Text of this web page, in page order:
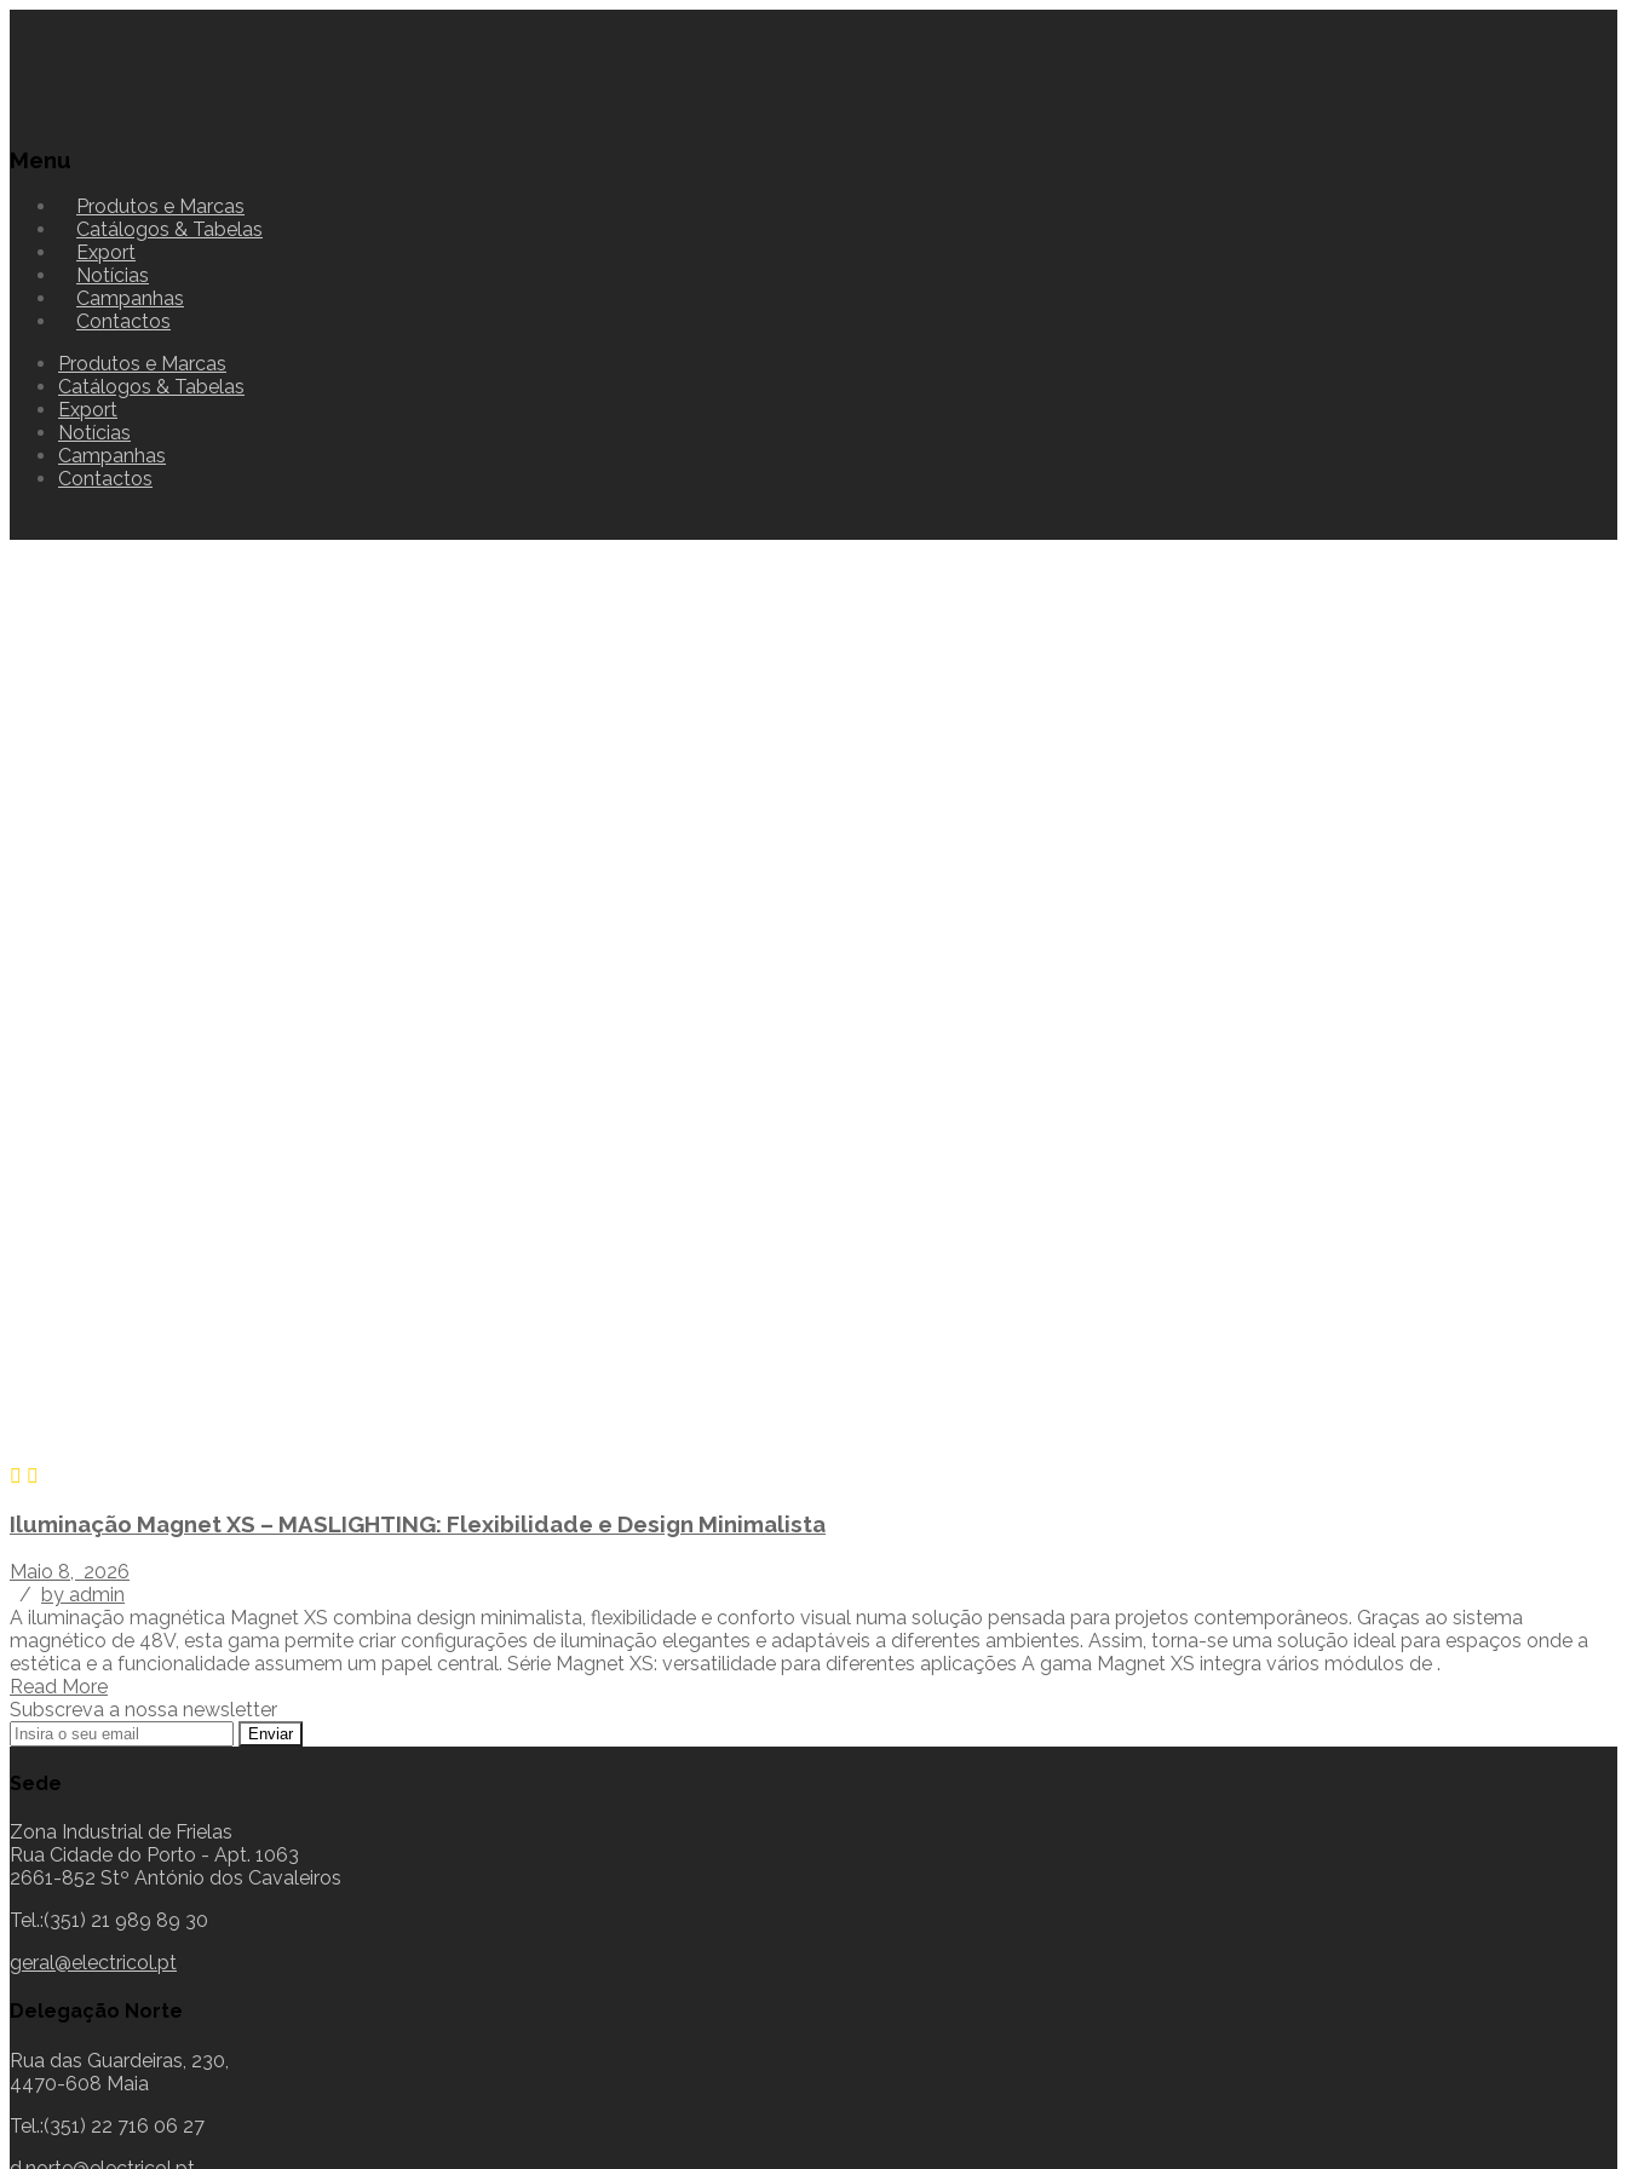
Menu
Produtos e Marcas
Catálogos & Tabelas
Export
Notícias
Campanhas
Contactos
Produtos e Marcas
Catálogos & Tabelas
Export
Notícias
Campanhas
Contactos
Iluminação Magnet XS – MASLIGHTING: Flexibilidade e Design Minimalista
Maio 8, 2026
/ by admin
A iluminação magnética Magnet XS combina design minimalista, flexibilidade e conforto visual numa solução pensada para projetos contemporâneos. Graças ao sistema
magnético de 48V, esta gama permite criar configurações de iluminação elegantes e adaptáveis a diferentes ambientes. Assim, torna-se uma solução ideal para espaços onde a
estética e a funcionalidade assumem um papel central. Série Magnet XS: versatilidade para diferentes aplicações A gama Magnet XS integra vários módulos de .
Read More
Subscreva a nossa newsletter
Sede
Zona Industrial de Frielas
Rua Cidade do Porto - Apt. 1063
2661-852 Stº António dos Cavaleiros
Tel.:(351) 21 989 89 30
geral@electricol.pt
Delegação Norte
Rua das Guardeiras, 230,
4470-608 Maia
Tel.:(351) 22 716 06 27